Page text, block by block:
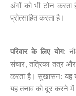
अंगों को भी टोन
प्रोत्साहित करता है।
परिवार के लिए योग:
संचार, तंत्रिका तंत्र
करता है। सुखासन: यह
यह तनाव को दूर करने